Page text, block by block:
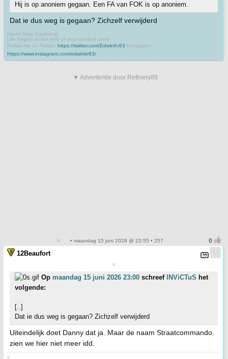
Hij is op anoniem gegaan. Een FA van FOK is op anoniem.
Dat ie dus weg is gegaan? Zichzelf verwijderd
Never Stop Exploring!
Life begins at the end of your comfort zone!
Follow me on Twitter: https://twitter.com/EdwinKr83 Instagram:
https://www.instagram.com/edwinkr83/
▼ Advertentie door Refinery89
• maandag 15 juni 2026 @ 23:55 • 257
12Beaufort
v
Op maandag 15 juni 2026 23:00 schreef INViCTuS het
volgende:
[..]
Dat ie dus weg is gegaan? Zichzelf verwijderd
Uiteindelijk doet Danny dat ja. Maar de naam Straatcommando.
zien we hier niet meer idd.
v